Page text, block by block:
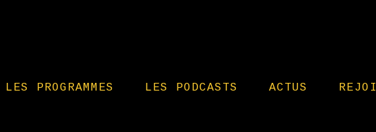
LES PROGRAMMES LES PODCASTS ACTUS